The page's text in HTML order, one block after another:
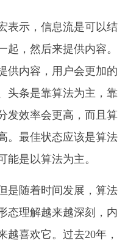
表示，信息流是可以结
起，然后来提供内容。
供内容，用户会更加的
头条是靠算法为主，靠
发效率会更高，而且算
。最佳状态应该是算法
能是以算法为主。
是随着时间发展，算法
态理解越来越深刻，内
喜欢它。过去20年，